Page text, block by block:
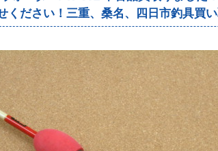
ください！三重、桑名、四日市釣具買